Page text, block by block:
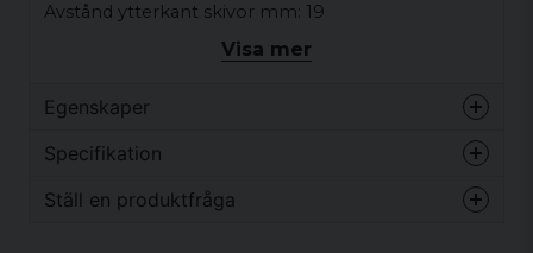
Avstånd ytterkant skivor mm: 19
Avstånd mellan skivor mm: 15
Axel YD mm: 15,5
en inskription / märkning på impellern: ingen
Visa mer
Egenskaper
Vikt
Specifikation
Vikt
Ställ en produktfråga